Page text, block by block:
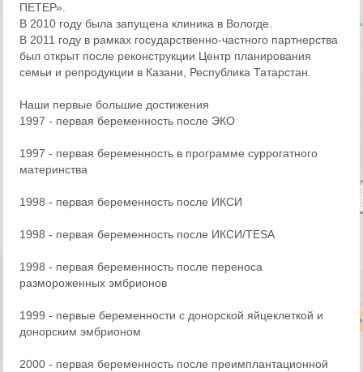
ПЕТЕР».
В 2010 году была запущена клиника в Вологде.
В 2011 году в рамках государственно-частного партнерства
был открыт после реконструкции Центр планирования
семьи и репродукции в Казани, Республика Татарстан.
Наши первые большие достижения
1997 - первая беременность после ЭКО
1997 - первая беременность в программе суррогатного
материнства
1998 - первая беременность после ИКСИ
1998 - первая беременность после ИКСИ/TESA
1998 - первая беременность после переноса
размороженных эмбрионов
1999 - первые беременности с донорской яйцеклеткой и
донорским эмбрионом
2000 - первая беременность после преимплантационной